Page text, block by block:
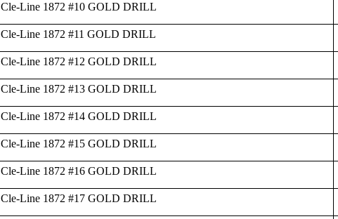
Cle-Line 1872 #10 GOLD DRILL
Cle-Line 1872 #11 GOLD DRILL
Cle-Line 1872 #12 GOLD DRILL
Cle-Line 1872 #13 GOLD DRILL
Cle-Line 1872 #14 GOLD DRILL
Cle-Line 1872 #15 GOLD DRILL
Cle-Line 1872 #16 GOLD DRILL
Cle-Line 1872 #17 GOLD DRILL